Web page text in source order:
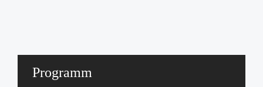
Programm